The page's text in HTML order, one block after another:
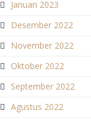
Januari 2023
Desember 2022
November 2022
Oktober 2022
September 2022
Agustus 2022